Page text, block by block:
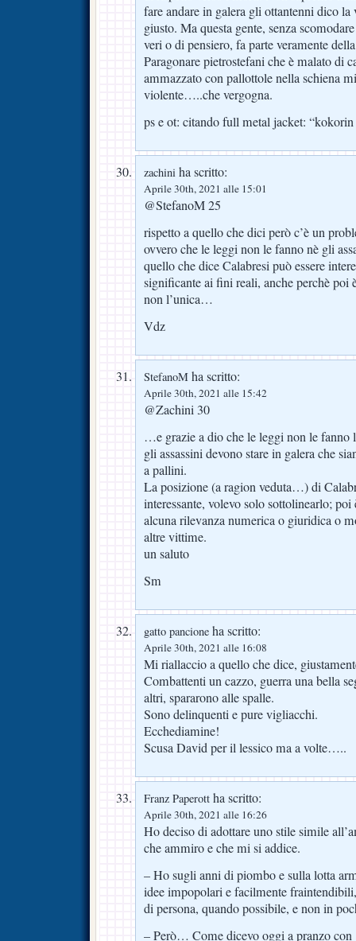
fare andare in galera gli ottantenni dico la
giusto. Ma questa gente, senza
veri o di pensiero, fa parte veramente
Paragonare pietrostefani che è malato di
ammazzato con pallottole nella schiena
violente…..che vergogna.
ps e ot: citando full metal jacket:
zachini ha scritto:
Aprile 30th, 2021 alle 15:01
@StefanoM 25
rispetto a quello che dici però c’è un
ovvero che le leggi non le fanno nè gli
quello che dice Calabresi può essere
significante ai fini reali, anche perchè poi
non l’unica…
Vdz
StefanoM ha scritto:
Aprile 30th, 2021 alle 15:42
@Zachini 30
…e grazie a dio che le leggi non le
gli assassini devono stare in galera che
a pallini.
La posizione (a ragion veduta…) di
interessante, volevo solo sottolinearlo;
alcuna rilevanza numerica o giuridica o
altre vittime.
un saluto
Sm
gatto pancione ha scritto:
Aprile 30th, 2021 alle 16:08
Mi riallaccio a quello che dice,
Combattenti un cazzo, guerra una bella
altri, spararono alle spalle.
Sono delinquenti e pure vigliacchi.
Ecchediamine!
Scusa David per il lessico ma a volte…..
Franz Paperott ha scritto:
Aprile 30th, 2021 alle 16:26
Ho deciso di adottare uno stile simile
che ammiro e che mi si addice.
– Ho sugli anni di piombo e sulla lotta
idee impopolari e facilmente
di persona, quando possibile, e non in
– Però… Come dicevo oggi a pranzo